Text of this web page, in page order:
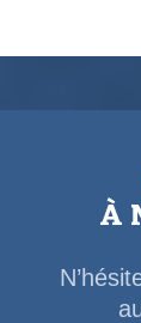
À